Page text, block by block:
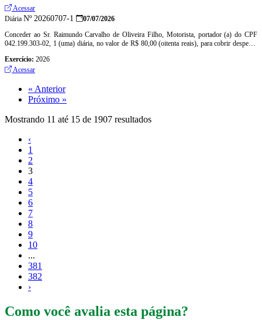
Acessar
Diária Nº 20260707-1
07/07/2026
Conceder ao Sr. Raimundo Carvalho de Oliveira Filho, Motorista, portador (a) do CPF
042.199.303-02, 1 (uma) diária, no valor de R$ 80,00 (oitenta reais), para cobrir despesas
Exercício: 2026
Acessar
« Anterior
Próximo »
Mostrando 11 até 15 de 1907 resultados
‹
1
2
3
4
5
6
7
8
9
10
...
381
382
›
Como você avalia esta página?